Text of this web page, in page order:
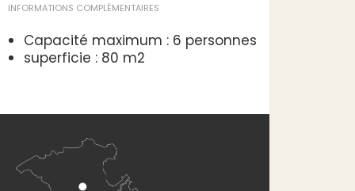
INFORMATIONS COMPLÉMENTAIRES
Capacité maximum : 6 personnes
superficie : 80 m2